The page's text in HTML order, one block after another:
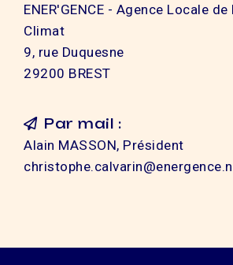
ENER'GENCE - Agence Locale
Climat
9, rue Duquesne
29200 BREST
Par mail :
Alain MASSON, Président